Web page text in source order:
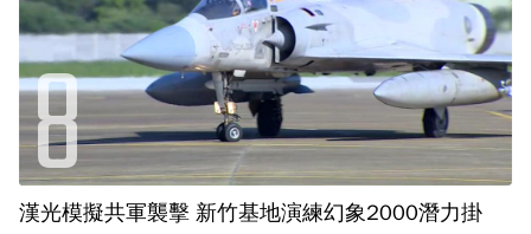
漢光模擬共軍襲擊 新竹基地演練幻象2000潛力掛